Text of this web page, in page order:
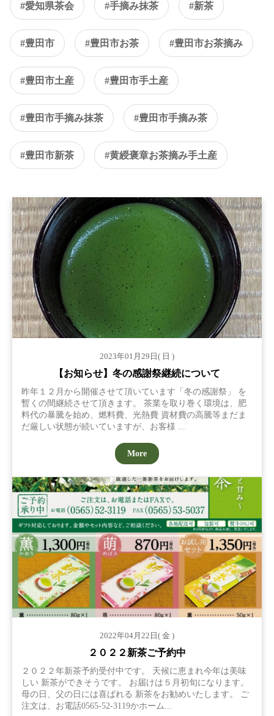
#愛知県茶会 #手摘み抹茶 #新茶
#豊田市 #豊田市お茶 #豊田市お茶摘み
#豊田市土産 #豊田市手土産
#豊田市手摘み抹茶 #豊田市手摘み茶
#豊田市新茶 #黄綬褒章お茶摘み手土産
2023年01月29日( 日 )
【お知らせ】冬の感謝祭継続について
昨年１２月から開催させて頂いています「冬の感謝祭」 を
暫くの間継続させて頂きます。 茶業を取り巻く環境は、肥
料代の暴騰を始め、燃料費、光熱費 資材費の高騰等まだま
だ厳しい状態が続いていますが、お客様 ...
More
2022年04月22日( 金 )
２０２２新茶ご予約中
２０２２年新茶予約受付中です。 天候に恵まれ今年は美味
しい 新茶ができそうです。 お届けは５月初旬になります。
母の日、父の日には喜ばれる 新茶をお勧めいたします。 ご
注文は、お電話0565-52-3119かホーム...